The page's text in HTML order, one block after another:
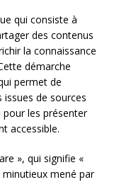
qui consiste à
des contenus
la connaissance
démarche
permet de
de sources
les présenter
accessible.
», qui signifie «
mené par